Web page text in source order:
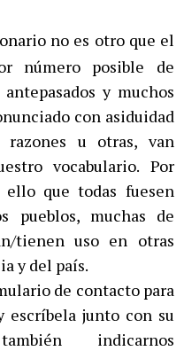
no es otro que el
número posible de
y muchos
con asiduidad
u otras, van
vocabulario. Por
que todas fuesen
pueblos, muchas de
tienen uso en otras
y del país.
de contacto para
escríbela junto con su
indicarnos